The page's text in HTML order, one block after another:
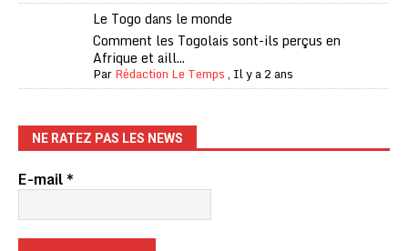
Le Togo dans le monde
Comment les Togolais sont-ils perçus en
Afrique et aill...
ParRédaction Le Temps, Il y a 2 ans
NE RATEZ PAS LES NEWS
E-mail*